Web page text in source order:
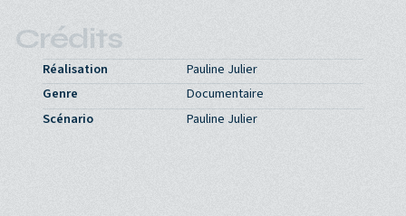
Crédits
Réalisation
Pauline Julier
Genre
Documentaire
Scénario
Pauline Julier